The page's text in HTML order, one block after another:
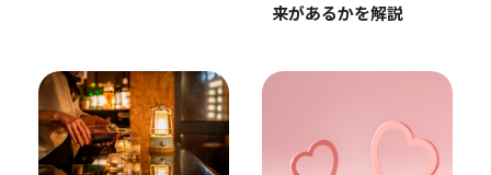
来があるかを解説